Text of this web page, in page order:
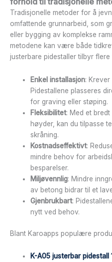
Tradisjonelle metoder for å
omfattende grunnarbeid, som
eller bygging av komplekse
metodene kan være både
justerbare pidestaller tilbyr flere
Enkel installasjon: Krever
Pidestallene plasseres
for graving eller støping.
Fleksibilitet: Med et
høyder, kan du tilpasse
skråning.
Kostnadseffektivt:
mindre behov for
besparelser.
Miljøvennlig: Mindre
av betong bidrar til et
Gjenbrukbart:
nytt ved behov.
Blant Karoapps populære
K-A05 justerbar pidestall